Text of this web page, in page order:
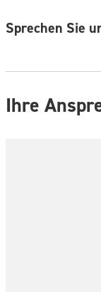
Sprechen Sie
Ihre